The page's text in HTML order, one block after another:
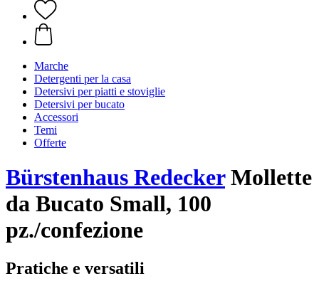
Marche
Detergenti per la casa
Detersivi per piatti e stoviglie
Detersivi per bucato
Accessori
Temi
Offerte
Bürstenhaus RedeckerMollette
da Bucato Small, 100
pz./confezione
Pratiche e versatili